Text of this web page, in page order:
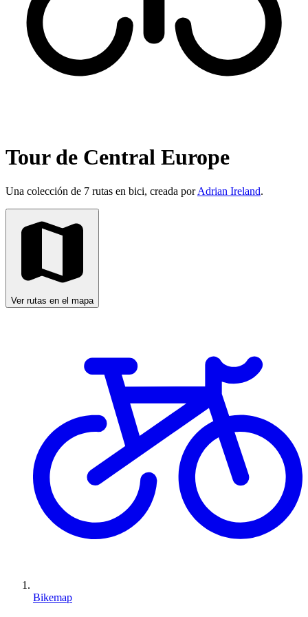
Tour de Central Europe
Una colección de 7 rutas en bici, creada porAdrian Ireland.
Ver rutas en el mapa
Bikemap